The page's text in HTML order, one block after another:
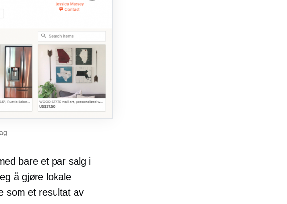
bare et par salg i
å gjøre lokale
som et resultat av